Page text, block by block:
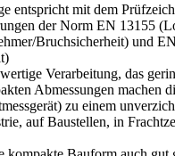
entspricht mit dem
der Norm EN 13155
Bruchsicherheit) und
Verarbeitung, das
Abmessungen machen
zu einem
auf Baustellen, in